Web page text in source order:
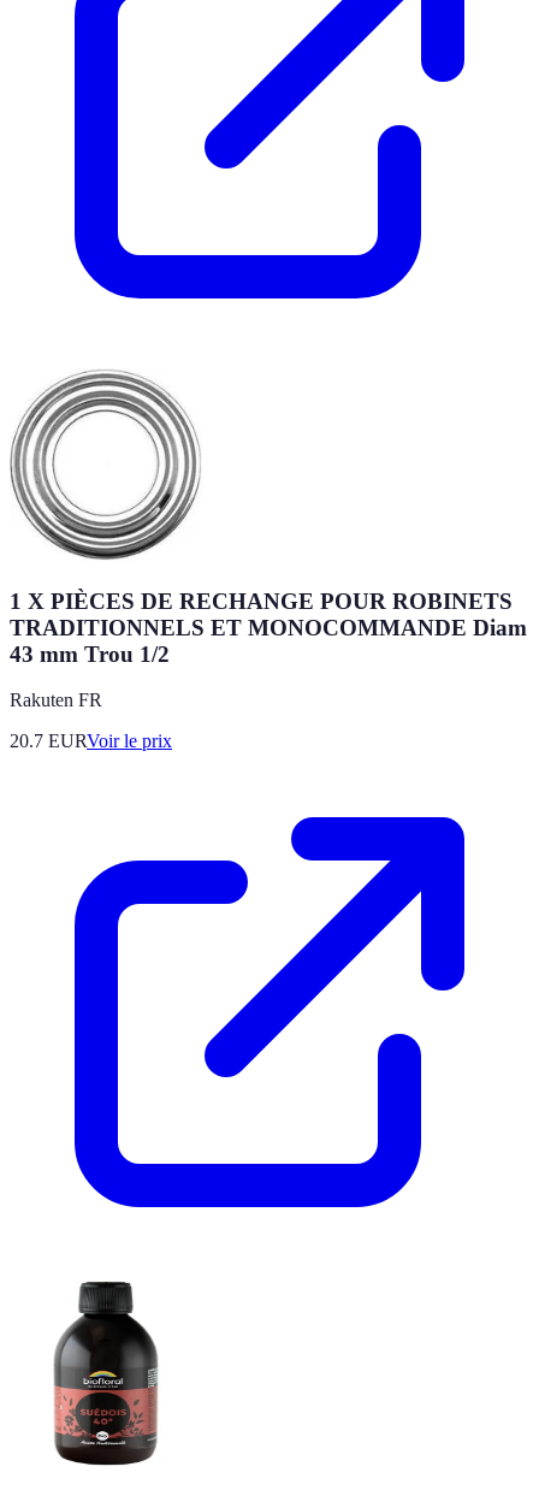
1 X PIÈCES DE RECHANGE POUR ROBINETS
TRADITIONNELS ET MONOCOMMANDE Diam
43 mm Trou 1/2
Rakuten FR
20.7 EURVoir le prix